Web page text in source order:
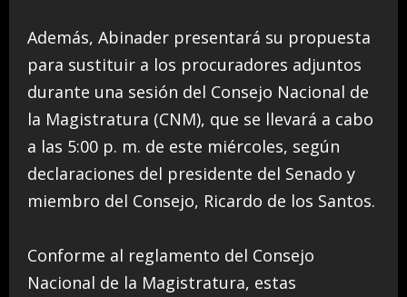
Además, Abinader presentará su propuesta
para sustituir a los procuradores adjuntos
durante una sesión del Consejo Nacional de
la Magistratura (CNM), que se llevará a cabo
a las 5:00 p. m. de este miércoles, según
declaraciones del presidente del Senado y
miembro del Consejo, Ricardo de los Santos.
Conforme al reglamento del Consejo
Nacional de la Magistratura, estas